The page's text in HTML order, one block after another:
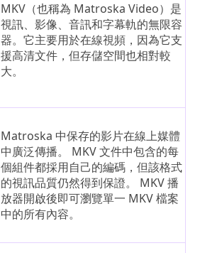
MKV（也稱為 Matroska Video）是
視訊、影像、音訊和字幕軌的無限容
器。它主要用於在線視頻，因為它支
援高清文件，但存儲空間也相對較
大。
Matroska 中保存的影片在線上媒體
中廣泛傳播。 MKV 文件中包含的每
個組件都採用自己的編碼，但該格式
的視訊品質仍然得到保證。 MKV 播
放器開啟後即可瀏覽單一 MKV 檔案
中的所有內容。